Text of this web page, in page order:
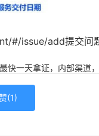
#/issue/add提交问题
最快一天拿证，内部渠道
(1)